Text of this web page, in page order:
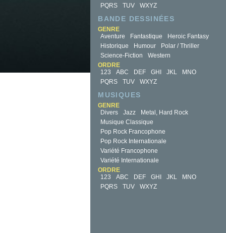
PQRS
TUV WXYZ
BANDE DESSINÉES
GENRE
Aventure
Fantastique
Heroic Fantasy
Historique
Humour
Polar / Thriller
Science-Fiction
Western
ORDRE
123
ABC DEF GHI JKL
MNO
PQRS
TUV WXYZ
MUSIQUES
GENRE
Divers
Jazz
Metal, Hard Rock
Musique Classique
Pop Rock Francophone
Pop Rock Internationale
Variété Francophone
Variété Internationale
ORDRE
123
ABC DEF GHI JKL
MNO
PQRS
TUV WXYZ